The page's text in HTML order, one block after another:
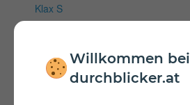
Willkommen bei
durchblicker.at
Klax S
Klax Unlimited Aktion
Mobiles Internet
Vertragstarife